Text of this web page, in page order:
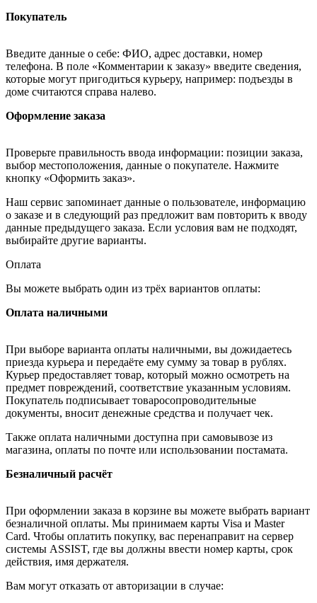
Покупатель
Введите данные о себе: ФИО, адрес доставки, номер
телефона. В поле «Комментарии к заказу» введите сведения,
которые могут пригодиться курьеру, например: подъезды в
доме считаются справа налево.
Оформление заказа
Проверьте правильность ввода информации: позиции заказа,
выбор местоположения, данные о покупателе. Нажмите
кнопку «Оформить заказ».
Наш сервис запоминает данные о пользователе, информацию
о заказе и в следующий раз предложит вам повторить к вводу
данные предыдущего заказа. Если условия вам не подходят,
выбирайте другие варианты.
Оплата
Вы можете выбрать один из трёх вариантов оплаты:
Оплата наличными
При выборе варианта оплаты наличными, вы дожидаетесь
приезда курьера и передаёте ему сумму за товар в рублях.
Курьер предоставляет товар, который можно осмотреть на
предмет повреждений, соответствие указанным условиям.
Покупатель подписывает товаросопроводительные
документы, вносит денежные средства и получает чек.
Также оплата наличными доступна при самовывозе из
магазина, оплаты по почте или использовании постамата.
Безналичный расчёт
При оформлении заказа в корзине вы можете выбрать вариант
безналичной оплаты. Мы принимаем карты Visa и Master
Card. Чтобы оплатить покупку, вас перенаправит на сервер
системы ASSIST, где вы должны ввести номер карты, срок
действия, имя держателя.
Вам могут отказать от авторизации в случае: